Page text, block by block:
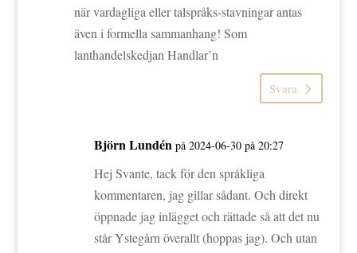
när vardagliga eller talspråks-stavningar antas
även i formella sammanhang! Som
lanthandelskedjan Handlar’n
Svara
Björn Lundén på 2024-06-30 på 20:27
Hej Svante, tack för den språkliga
kommentaren, jag gillar sådant. Och direkt
öppnade jag inlägget och rättade så att det nu
står Ystegårn överallt (hoppas jag). Och utan